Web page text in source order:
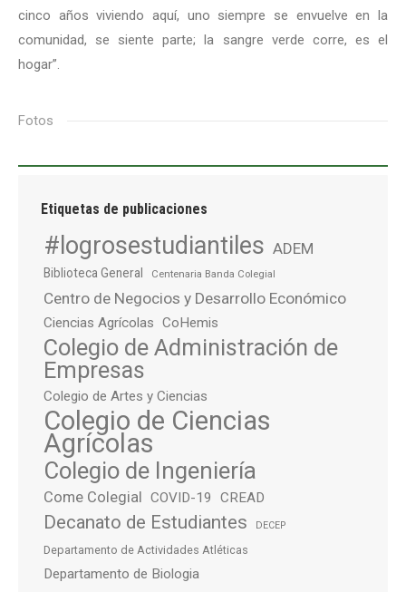
cinco años viviendo aquí, uno siempre se envuelve en la
comunidad, se siente parte; la sangre verde corre, es el
hogar”.
Fotos
Etiquetas de publicaciones
#logrosestudiantiles ADEM
Biblioteca General Centenaria Banda Colegial
Centro de Negocios y Desarrollo Económico
Ciencias Agrícolas CoHemis
Colegio de Administración de
Empresas
Colegio de Artes y Ciencias
Colegio de Ciencias
Agrícolas
Colegio de Ingeniería
Come Colegial COVID-19 CREAD
Decanato de Estudiantes DECEP
Departamento de Actividades Atléticas
Departamento de Biologia